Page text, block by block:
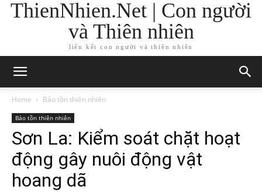
ThienNhien.Net | Con người
và Thiên nhiên
liên kết con người và thiên nhiên
Home Bảo tồn thiên nhiên
Bảo tồn thiên nhiên
Sơn La: Kiểm soát chặt hoạt
động gây nuôi động vật
hoang dã